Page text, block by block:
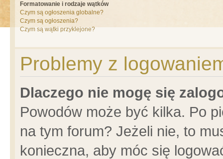
Formatowanie i rodzaje wątków
Czym są ogłoszenia globalne?
Czym są ogłoszenia?
Czym są wątki przyklejone?
Problemy z
Dlaczego nie mogę się
Powodów może być kilka. Po
na tym forum? Jeżeli nie, to
konieczna, aby móc się